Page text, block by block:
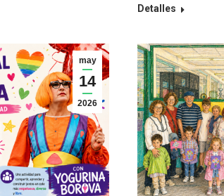
Detalles
may
14
2026